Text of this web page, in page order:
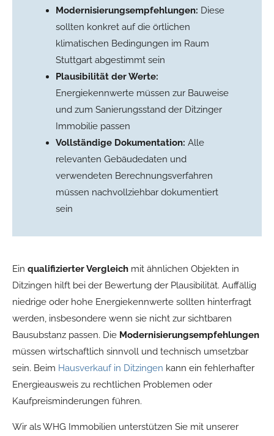
Modernisierungsempfehlungen: Diese
sollten konkret auf die örtlichen
klimatischen Bedingungen im Raum
Stuttgart abgestimmt sein
Plausibilität der Werte:
Energiekennwerte müssen zur Bauweise
und zum Sanierungsstand der Ditzinger
Immobilie passen
Vollständige Dokumentation: Alle
relevanten Gebäudedaten und
verwendeten Berechnungsverfahren
müssen nachvollziehbar dokumentiert
sein
Ein qualifizierter Vergleich mit ähnlichen Objekten in
Ditzingen hilft bei der Bewertung der Plausibilität. Auffällig
niedrige oder hohe Energiekennwerte sollten hinterfragt
werden, insbesondere wenn sie nicht zur sichtbaren
Bausubstanz passen. Die Modernisierungsempfehlungen
müssen wirtschaftlich sinnvoll und technisch umsetzbar
sein. Beim Hausverkauf in Ditzingen kann ein fehlerhafter
Energieausweis zu rechtlichen Problemen oder
Kaufpreisminderungen führen.
Wir als WHG Immobilien unterstützen Sie mit unserer